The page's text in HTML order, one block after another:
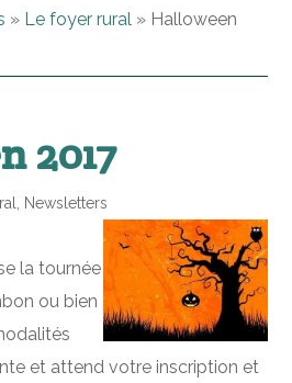
» Le foyer rural » Halloween
2017
Newsletters
la tournée
ou bien
et attend votre inscription et